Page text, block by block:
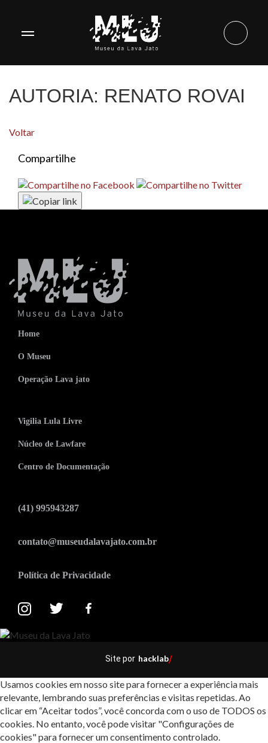
AUTORIA: RENATO ROVAI
Voltar
Compartilhe
Home
O Museu
Operação Lava jato
Vigilia Lula Livre
Núcleo de Lawfare
Centro de Documentação
(41) 995943287
contato@museudalavajato.com.br
Política de Privacidade
Site por hacklab/
Usamos cookies em nosso site para fornecer a experiência mais
relevante, lembrando suas preferências e visitas repetidas. Ao
clicar em “Aceitar todos”, você concorda com o uso de TODOS os
cookies. No entanto, você pode visitar "Configurações de
cookies" para fornecer um consentimento controlado.